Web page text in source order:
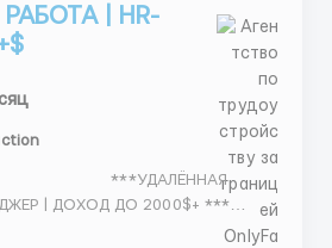
| HR-
| ДОХОД ДО 2000$+ ***
сейчас ищешь спокойную